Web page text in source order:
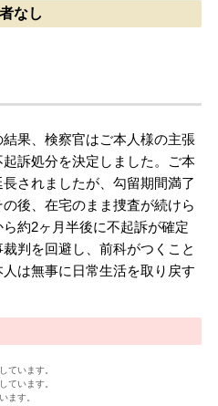
なし
果、検察官はご本人様の主張
訴処分を決定しました。ご本
されましたが、勾留期間満了
後、在宅のまま捜査が続けら
約2ヶ月半後に不起訴が確定
判を回避し、前科がつくこと
は無事に日常生活を取り戻す
ています。
ています。
ます。